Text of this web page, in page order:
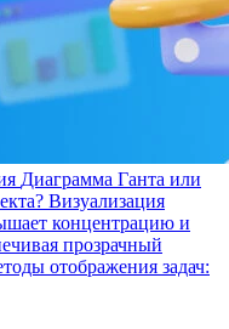
Диаграмма Ганта или
Визуализация
концентрацию и
прозрачный
отображения задач: